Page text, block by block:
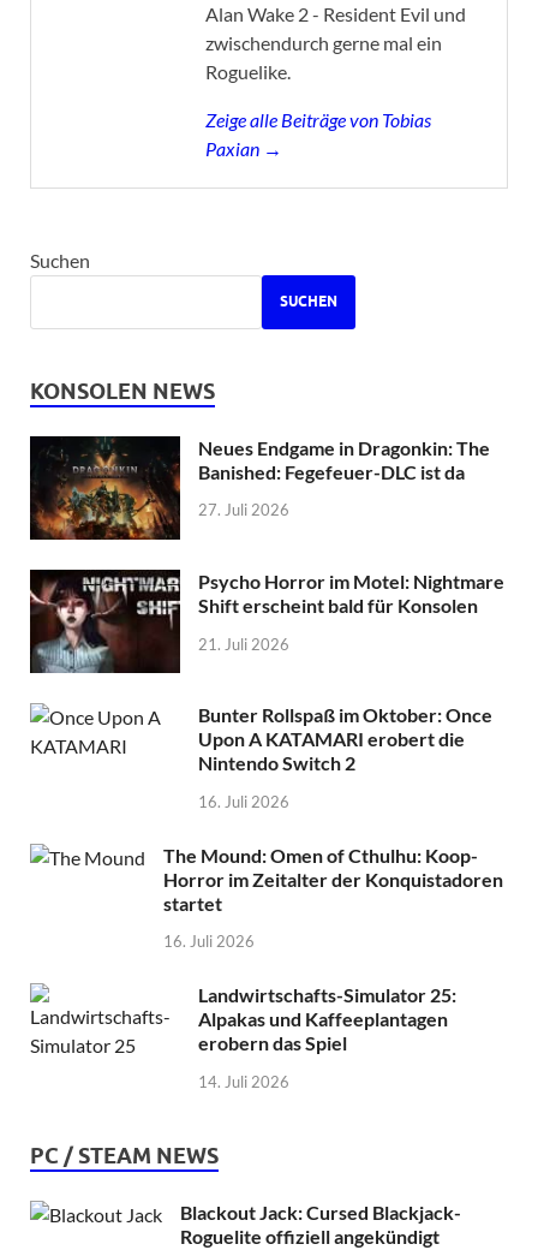
Alan Wake 2 - Resident Evil und
zwischendurch gerne mal ein
Roguelike.
Zeige alle Beiträge von Tobias
Paxian →
Suchen
SUCHEN
KONSOLEN NEWS
Neues Endgame in Dragonkin: The
Banished: Fegefeuer-DLC ist da
27. Juli 2026
Psycho Horror im Motel: Nightmare
Shift erscheint bald für Konsolen
21. Juli 2026
Bunter Rollspaß im Oktober: Once
Upon A KATAMARI erobert die
Nintendo Switch 2
16. Juli 2026
The Mound: Omen of Cthulhu: Koop-
Horror im Zeitalter der Konquistadoren
startet
16. Juli 2026
Landwirtschafts-Simulator 25:
Alpakas und Kaffeeplantagen
erobern das Spiel
14. Juli 2026
PC / STEAM NEWS
Blackout Jack: Cursed Blackjack-
Roguelite offiziell angekündigt